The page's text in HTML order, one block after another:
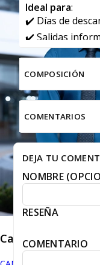
Caballero
Ideal para:
✔️ Días de
✔️ Salidas
✔️ Actividades
COMPOSICIÓN
COMENTARIOS
DEJA TU
NOMBRE
RESEÑA
COMENTARIO